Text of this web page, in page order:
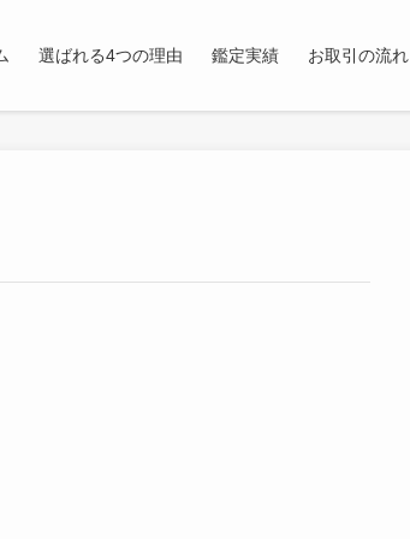
選ばれる4つの理由 鑑定実績 お取引の流れ